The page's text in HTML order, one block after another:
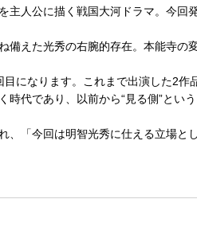
人公に描く戦国大河ドラマ。今回
えた光秀の右腕的存在。本能寺の
になります。これまで出演した2
代であり、以前から“見る側”とい
「今回は明智光秀に仕える立場